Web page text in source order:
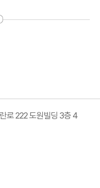
로 222 도원빌딩 3층 4